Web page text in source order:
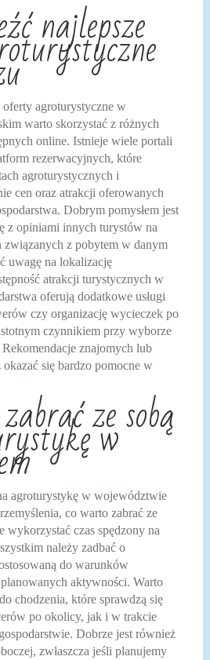
najlepsze
agroturystyczne w
warto skorzystać z różnych
online. Istnieje wiele portali
rezerwacyjnych, które
agroturystycznych i
cen oraz atrakcji oferowanych
Dobrym pomysłem jest
z opiniami innych turystów na
związanych z pobytem w danym
uwagę na lokalizację
atrakcji turystycznych w
oferują dodatkowe usługi
czy organizację wycieczek po
czynnikiem przy wyborze
znajomych lub
się bardzo pomocne w
ze sobą
w
agroturystykę w województwie
co warto zabrać ze
wykorzystać czas spędzony na
należy zadbać o
do warunków
aktywności. Warto
chodzenia, które sprawdzą się
po okolicy, jak i w trakcie
Dobrze jest również
zwłaszcza jeśli planujemy